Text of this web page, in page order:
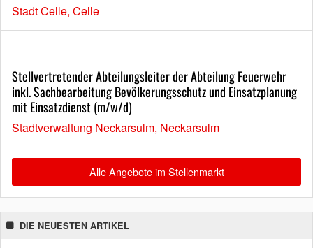
Stadt Celle, Celle
Stellvertretender Abteilungsleiter der Abteilung Feuerwehr
inkl. Sachbearbeitung Bevölkerungsschutz und Einsatzplanung
mit Einsatzdienst (m/w/d)
Stadtverwaltung Neckarsulm, Neckarsulm
Alle Angebote im Stellenmarkt
DIE NEUESTEN ARTIKEL